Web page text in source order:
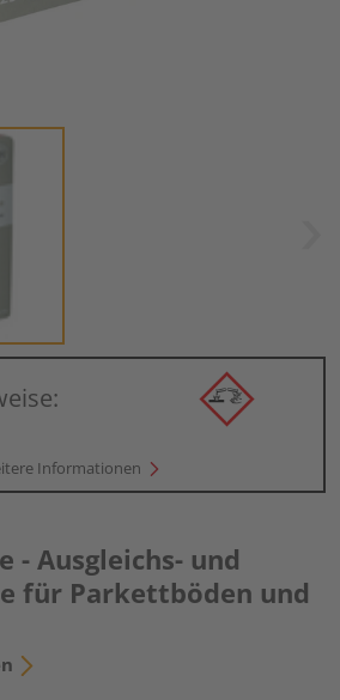
Informationen
- Ausgleichs- und
für Parkettböden und